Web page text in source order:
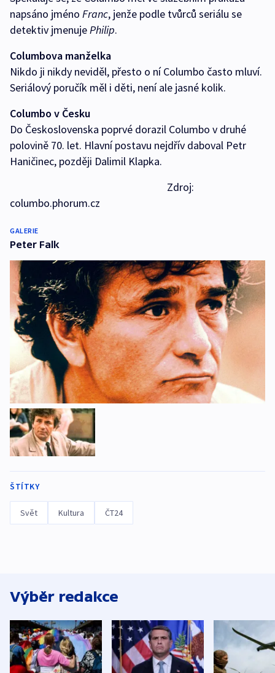
napsáno jméno Franc, jenže podle tvůrců seriálu se
detektiv jmenujePhilip.
Columbova manželka
Nikdo ji nikdy neviděl, přesto o ní Columbo často mluví.
Seriálový poručík měl i děti, není ale jasné kolik.
Columbo v Česku
Do Československa poprvé dorazil Columbo v druhé
polovině 70. let. Hlavní postavu nejdřív daboval Petr
Haničinec, později Dalimil Klapka.
Zdroj:
columbo.phorum.cz
GALERIE
Peter Falk
ŠTÍTKY
Svět Kultura ČT24
Výběr redakce